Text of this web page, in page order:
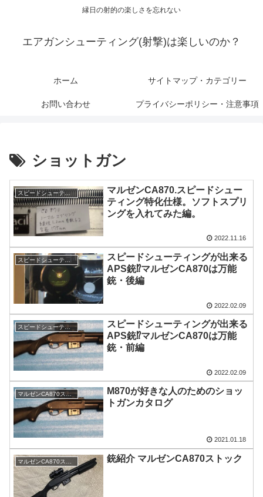
縁日の射的の楽しさを忘れない
エアガンシューティング(射撃)は楽しいのか？
ホーム サイトマップ・カテゴリー
お問い合わせ プライバシーポリシー・注意事項
ショットガン
スピードシューティング
マルゼンCA870.スピードシュー
ティング特化仕様。ソフトスプリ
ングを入れてみた編。
2022.11.16
スピードシューティングが出来る
APS銃⁉︎マルゼンCA870は万能
銃・後編
2022.02.09
スピードシューティング
スピードシューティングが出来る
APS銃⁉︎マルゼンCA870は万能
銃・前編
2022.02.09
マルゼンCA870ストック
M870が好きな人のためのショッ
トガンカタログ
2021.01.18
銃紹介 マルゼンCA870ストック